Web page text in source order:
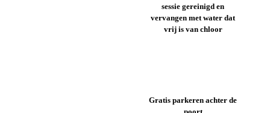
sessie gereinigd en
vervangen met water dat
vrij is van chloor
Gratis parkeren achter de